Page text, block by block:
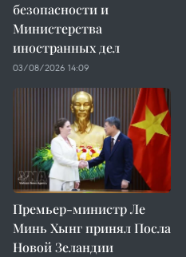
безопасности и
Министерства
иностранных дел
03/08/2026 14:09
Премьер-министр Ле
Минь Хынг принял Посла
Новой Зеландии